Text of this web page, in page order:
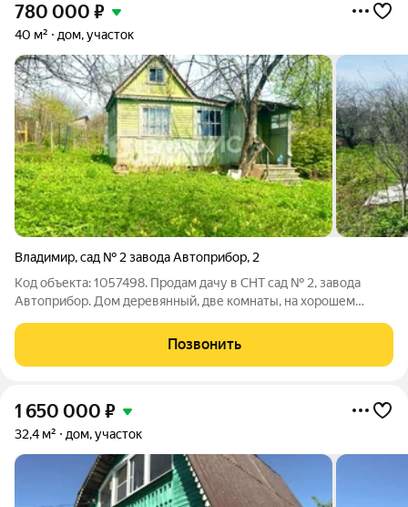
780 000 ₽
40 м² дом, участок
Владимир,сад № 2 завода Автоприбор, 2
Код объекта: 1057498. Продам дачу в СНТ сад № 2, завода
Автоприбор. Дом деревянный, две комнаты, на хорошем
только отдыхать. На нем находится зона для шашлыков, груша,
яблоня, крыжовник,
Позвонить
1 650 000 ₽
32,4 м² дом, участок